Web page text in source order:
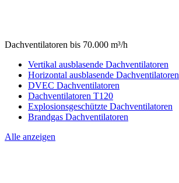
Dachventilatoren bis 70.000 m³/h
Vertikal ausblasende Dachventilatoren
Horizontal ausblasende Dachventilatoren
DVEC Dachventilatoren
Dachventilatoren T120
Explosionsgeschützte Dachventilatoren
Brandgas Dachventilatoren
Alle anzeigen